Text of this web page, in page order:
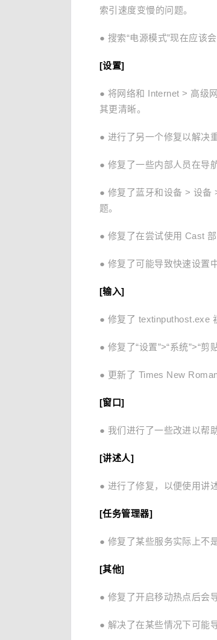
索引速度变慢的问题。
● 搜索“电源模式”现在应该
[设置]
● 将网络和 Internet > 高级
其更清晰。
● 进行了另一个修复以解决
● 修复了一些内部人员在导
● 修复了蓝牙和设备 > 设备
题。
● 修复了在尝试使用 Cast
● 修复了可能导致快速设置
[输入]
● 修复了 textinputhost.exe
● 修复了“设置”>“系统”>“剪
● 更新了 Times New
[窗口]
● 我们进行了一些改进以帮
[讲述人]
● 进行了修复，以便使用讲
[任务管理器]
● 修复了某些服务实际上不
[其他]
● 修复了开启移动热点后会
● 解决了在某些情况下可能